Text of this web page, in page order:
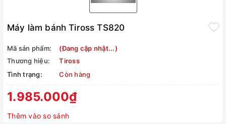
Máy làm bánh Tiross TS820
Mã sản phẩm:
(Đang cập nhật...)
Thương hiệu:
Tiross
Tình trạng:
Còn hàng
1.985.000₫
Thêm vào so sánh